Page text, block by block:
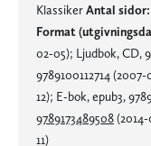
KlassikerAntal sidor:
Format
02-05); Ljudbok, CD,
9789100112714
12); E-bok, epub3,
9789173489508
11)